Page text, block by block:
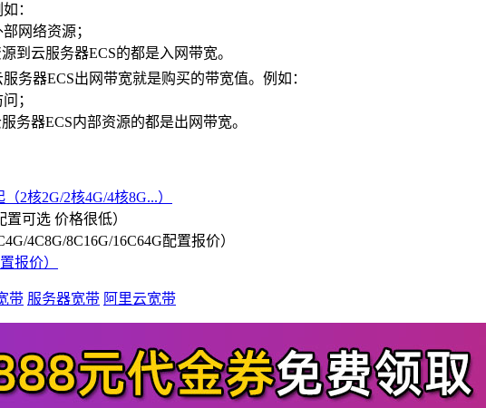
：
网络资源；
到云服务器ECS的都是入网带宽。
务器ECS出网带宽就是购买的带宽值。例如：
；
务器ECS内部资源的都是出网带宽。
2核2G/2核4G/4核8G...）
置可选 价格很低）
4C8G/8C16G/16C64G配置报价）
报价）
带 服务器宽带 阿里云宽带